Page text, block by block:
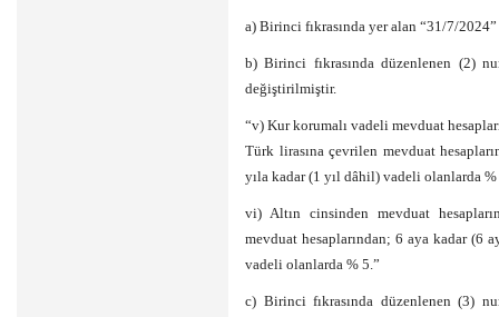
a) Birinci fıkrasında yer alan “31/7/
b) Birinci fıkrasında düzenlenen (2)
değiştirilmiştir.
“v) Kur korumalı vadeli mevduat
Türk lirasına çevrilen mevduat
yıla kadar (1 yıl dâhil) vadeli olanlarda %
vi) Altın cinsinden mevduat
mevduat hesaplarından; 6 aya kadar (6
vadeli olanlarda % 5.”
c) Birinci fıkrasında düzenlenen (3)